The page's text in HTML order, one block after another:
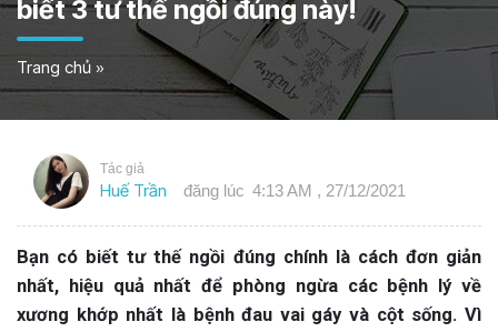
biết 3 tư thế ngồi đúng này!
Trang chủ »
Tác giả
Huế Trần đăng lúc 4:13 AM , 27/12/2021
Bạn có biết tư thế ngồi đúng chính là cách đơn giản
nhất, hiệu quả nhất để phòng ngừa các bệnh lý về
xương khớp nhất là bệnh đau vai gáy và cột sống. Vì